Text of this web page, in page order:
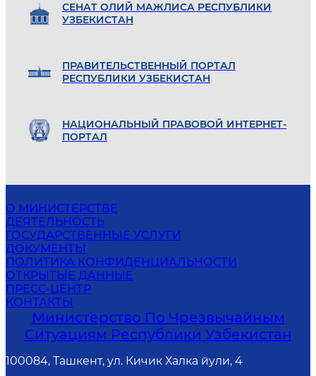
СЕНАТ ОЛИЙ МАЖЛИСА РЕСПУБЛИКИ
УЗБЕКИСТАН
ПРАВИТЕЛЬСТВЕННЫЙ ПОРТАЛ
РЕСПУБЛИКИ УЗБЕКИСТАН
НАЦИОНАЛЬНЫЙ ПРАВОВОЙ ИНТЕРНЕТ-
ПОРТАЛ
О МИНИСТЕРСТВЕ
ДЕЯТЕЛЬНОСТЬ
ГОСУДАРСТВЕННЫЕ УСЛУГИ
ДОКУМЕНТЫ
ПОЛИТИКА КОНФИДЕНЦИАЛЬНОСТИ
ОТКРЫТЫЕ ДАННЫЕ
ПРЕСС-ЦЕНТР
КОНТАКТЫ
Министерство По Чрезвычайным
Ситуациям Республики Узбекистан
100084, Ташкент, ул. Кичик Халка йули, 4